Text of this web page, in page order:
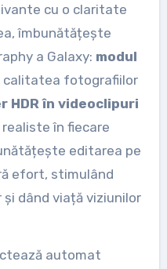
cu o claritate
îmbunătățește
a Galaxy: modul
fotografiilor
HDR în videoclipuri
în fiecare
editarea pe
efort, stimulând
dând viață viziunilor
automat